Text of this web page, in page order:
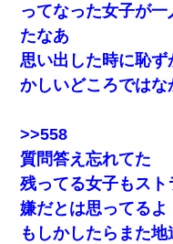
ってなった女子が
たなあ
思い出した時に恥
かしいどころではな
>>558
質問答え忘れてた
残ってる女子もス
嫌だとは思ってるよ
もしかしたらまた